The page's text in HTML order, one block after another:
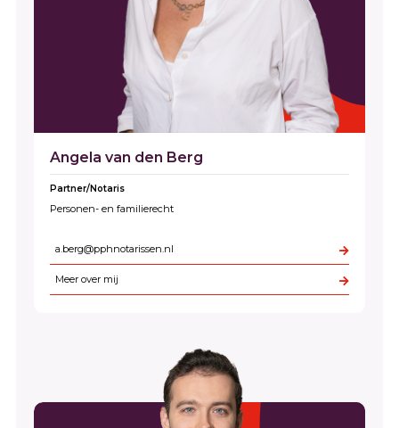
Angela van den Berg
Partner/Notaris
Personen- en familierecht
a.berg@pphnotarissen.nl
Meer over mij